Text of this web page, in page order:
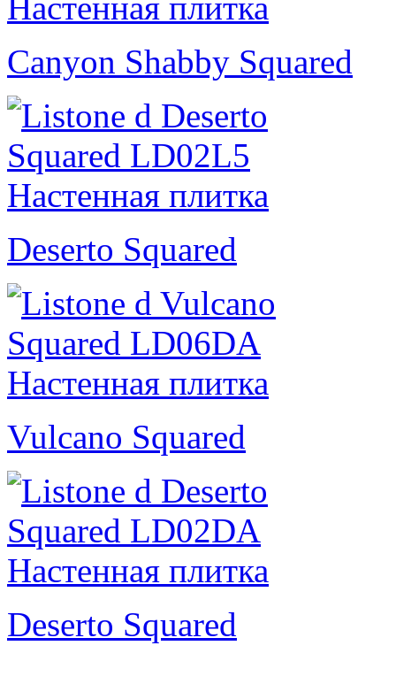
Canyon Shabby Squared
Deserto Squared
Vulcano Squared
Deserto Squared